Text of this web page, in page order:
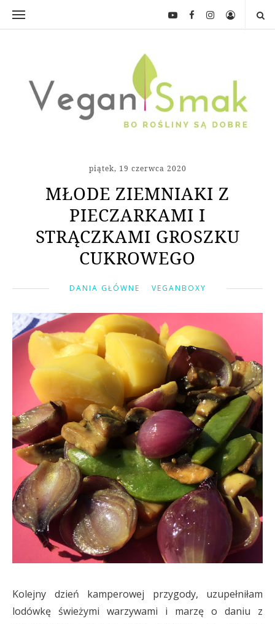
piątek, 19 czerwca 2020
MŁODE ZIEMNIAKI Z
PIECZARKAMI I
STRĄCZKAMI GROSZKU
CUKROWEGO
DANIA GŁÓWNE VEGANBOXY
Kolejny dzień kamperowej przygody, uzupełniłam
lodówkę świeżymi warzywami i marzę o daniu z